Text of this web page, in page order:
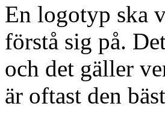
En logotyp ska
förstå sig på.
och det gäller
är oftast den